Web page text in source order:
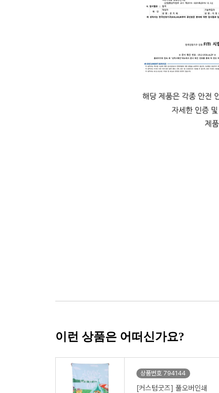
이런 상품은 어떠신가요?
상품번호 794144
[커스텀굿즈] 풀오버인쇄